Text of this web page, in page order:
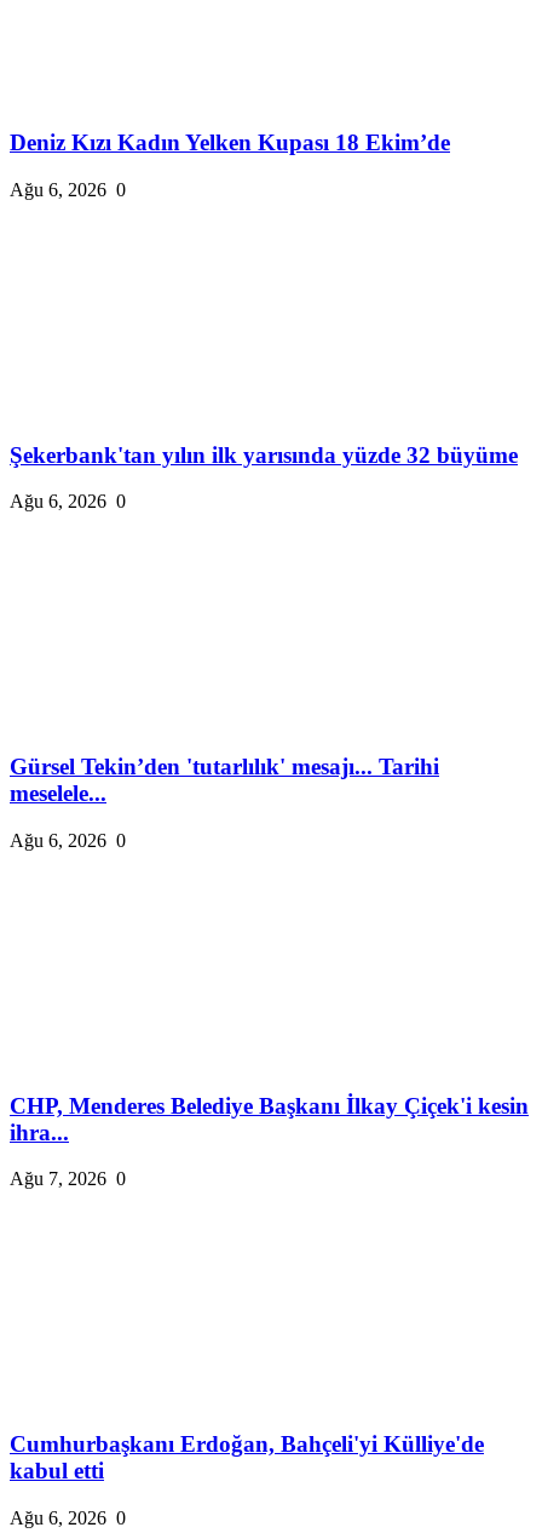
Deniz Kızı Kadın Yelken Kupası 18 Ekim’de
Ağu 6, 2026 0
Şekerbank'tan yılın ilk yarısında yüzde 32 büyüme
Ağu 6, 2026 0
Gürsel Tekin’den 'tutarlılık' mesajı... Tarihi
meselele...
Ağu 6, 2026 0
CHP, Menderes Belediye Başkanı İlkay Çiçek'i kesin
ihra...
Ağu 7, 2026 0
Cumhurbaşkanı Erdoğan, Bahçeli'yi Külliye'de
kabul etti
Ağu 6, 2026 0